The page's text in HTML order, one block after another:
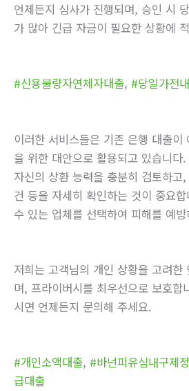
언제든지 심사가 진행되며, 승인 시
가 많아 긴급 자금이 필요한 상황에
#신용불량자연체자대출, #당일가전
이러한 서비스들은 기존 은행 대출이
을 위한 대안으로 활용되고 있습니다
자신의 상환 능력을 충분히 검토하
건 등을 자세히 확인하는 것이 중요
수 있는 업체를 선택하여 피해를 예
저희는 고객님의 개인 상황을 고려한
며, 프라이버시를 최우선으로 보호합
시면 언제든지 문의해 주세요.
#개인소액대출, #바넌피유심내구제
급대출